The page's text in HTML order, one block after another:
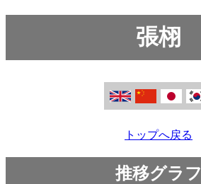
張栩
トップへ戻る
推移グラフ